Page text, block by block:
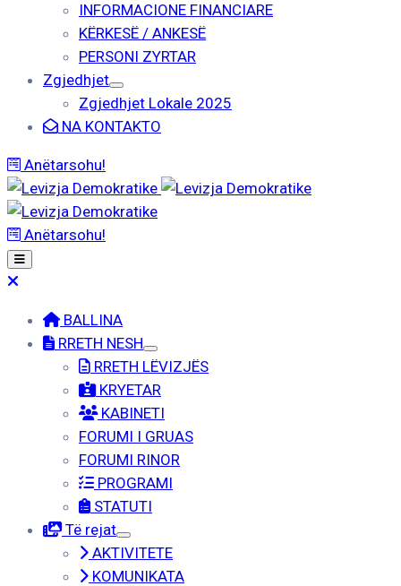
INFORMACIONE FINANCIARE
KËRKESË / ANKESË
PERSONI ZYRTAR
Zgjedhjet
Zgjedhjet Lokale 2025
NA KONTAKTO
Anëtarsohu!
Anëtarsohu!
BALLINA
RRETH NESH
RRETH LËVIZJËS
KRYETAR
KABINETI
FORUMI I GRUAS
FORUMI RINOR
PROGRAMI
STATUTI
Të rejat
AKTIVITETE
KOMUNIKATA